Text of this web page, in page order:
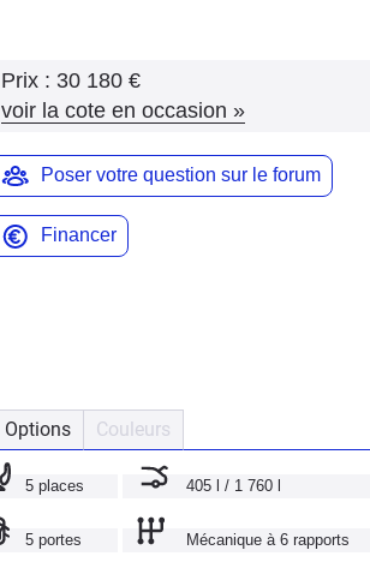
Prix : 30 180 €
voir la cote en occasion »
Poser votre question sur le forum
Financer
Options Couleurs
5 places 405 l / 1 760 l
5 portes Mécanique à 6 rapports